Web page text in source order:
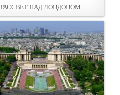
РАССВЕТ НАД ЛОНДОНОМ